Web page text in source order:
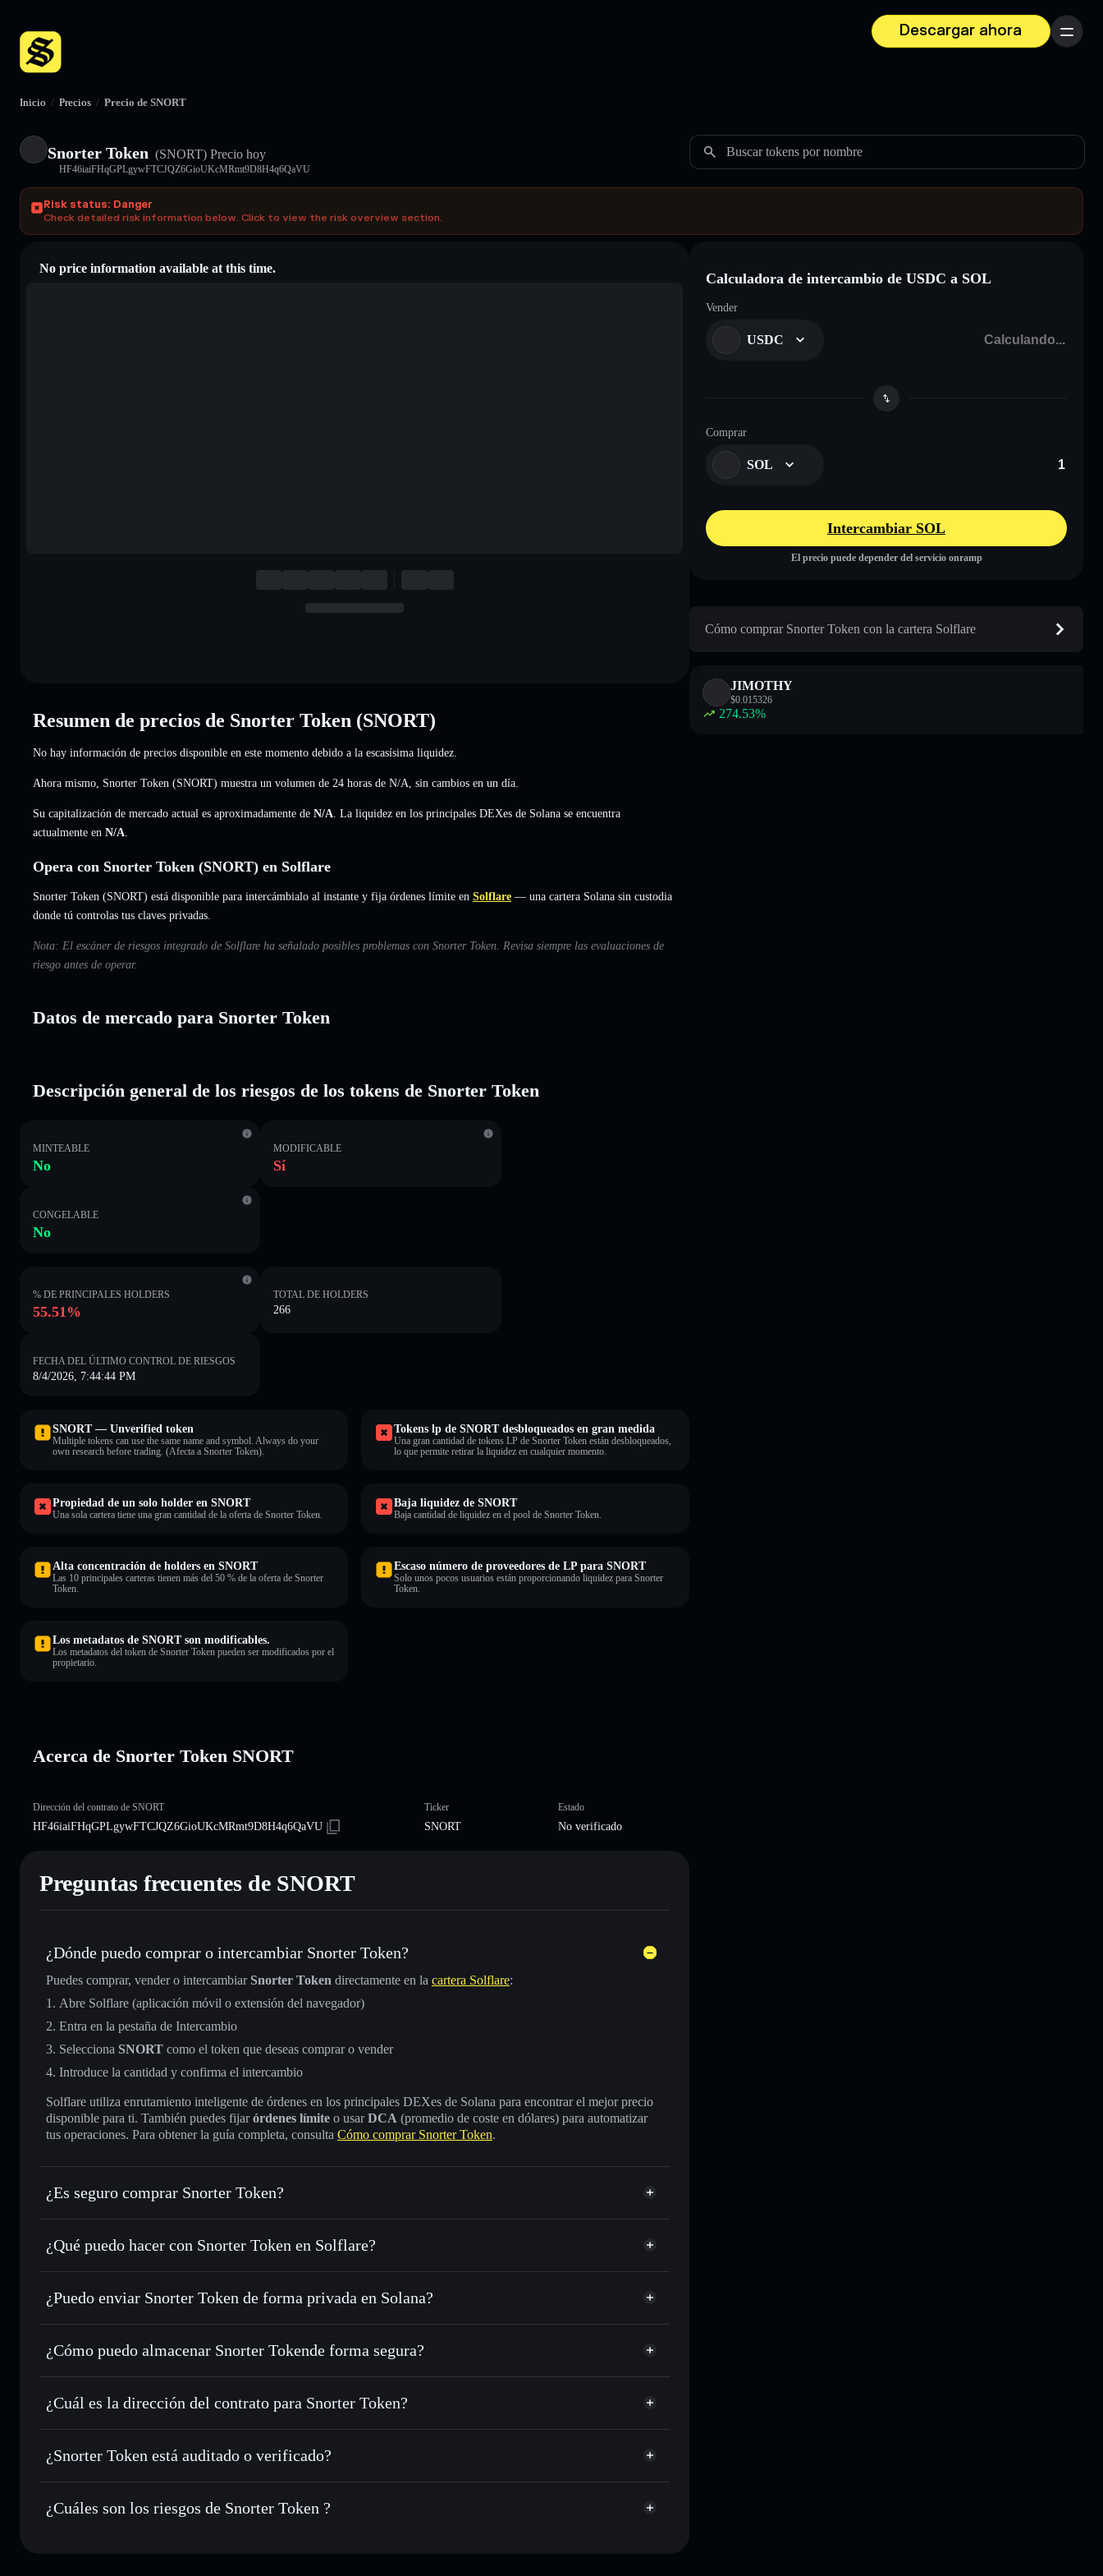
Descargar ahora
Menú
Inicio / Precios / Precio de SNORT
Snorter Token (SNORT) Precio hoy
HF46iaiFHqGPLgywFTCJQZ6GioUKcMRmt9D8H4q6QaVU
Buscar tokens por nombre
Risk status: Danger
Check detailed risk information below. Click to view the risk overview section.
No price information available at this time.
Resumen de precios de Snorter Token (SNORT)
No hay información de precios disponible en este momento debido a la escasísima liquidez.
Ahora mismo, Snorter Token (SNORT) muestra un volumen de 24 horas de N/A sin cambios en un día.
Su capitalización de mercado actual es aproximadamente de N/A . La liquidez en los principales DEXes de Solana se encuentra
actualmente en N/A
Opera con Snorter Token (SNORT) en Solflare
Snorter Token (SNORT) está disponible para intercámbialo al instante y fija órdenes límite en Solflare — una cartera Solana sin custodia
donde tú controlas tus claves privadas.
Nota: El escáner de riesgos integrado de Solflare ha señalado posibles problemas con Snorter Token. Revisa siempre las evaluaciones de
riesgo antes de operar.
Datos de mercado para Snorter Token
Descripción general de los riesgos de los tokens de Snorter Token
MINTEABLE
No
MODIFICABLE
Sí
CONGELABLE
No
% DE PRINCIPALES HOLDERS
55.51%
TOTAL DE HOLDERS
266
FECHA DEL ÚLTIMO CONTROL DE RIESGOS
8/4/2026, 7:44:44 PM
SNORT — Unverified token
Multiple tokens can use the same name and symbol. Always do your
own research before trading. (Afecta a Snorter Token).
Tokens lp de SNORT desbloqueados en gran medida
Una gran cantidad de tokens LP de Snorter Token están desbloqueados,
lo que permite retirar la liquidez en cualquier momento.
Propiedad de un solo holder en SNORT
Una sola cartera tiene una gran cantidad de la oferta de Snorter Token.
Baja liquidez de SNORT
Baja cantidad de liquidez en el pool de Snorter Token.
Alta concentración de holders en SNORT
Las 10 principales carteras tienen más del 50 % de la oferta de Snorter
Token.
Escaso número de proveedores de LP para SNORT
Solo unos pocos usuarios están proporcionando liquidez para Snorter
Token.
Los metadatos de SNORT son modificables.
Los metadatos del token de Snorter Token pueden ser modificados por el
propietario.
Acerca de Snorter Token SNORT
Dirección del contrato de SNORT
HF46iaiFHqGPLgywFTCJQZ6GioUKcMRmt9D8H4q6QaVU
Ticker
SNORT
Estado
No verificado
Preguntas frecuentes de SNORT
¿Dónde puedo comprar o intercambiar Snorter Token?
Puedes comprar, vender o intercambiar Snorter Token directamente en la cartera Solflare:
Abre Solflare (aplicación móvil o extensión del navegador)
Entra en la pestaña de Intercambio
Selecciona SNORT como el token que deseas comprar o vender
Introduce la cantidad y confirma el intercambio
Solflare utiliza enrutamiento inteligente de órdenes en los principales DEXes de Solana para encontrar el mejor precio
disponible para ti. También puedes fijarórdenes límite o usarDCA (promedio de coste en dólares) para automatizar
tus operaciones. Para obtener la guía completa, consulta Cómo comprar Snorter Token.
¿Es seguro comprar Snorter Token?
Snorter Token no está verificado
¿Qué puedo hacer con Snorter Token en Solflare?
Snorter Token
cartera de Solflare
Intercambiar al instante: operar con SNORT para SOL, USDC o miles de otros tokens de Solana con
Utilizar DCA: promedio de coste en dólares en SNORT a lo largo del tiempo
Enviar de forma privada: transferir SNORT sin vincular públicamente las carteras usando el agregador de
privacidad integrado de Solflare
Holdear de forma segura: almacenar SNORT en una cartera sin custodia donde tú controla tus claves privadas
¿Puedo enviar Snorter Token de forma privada en Solana?
agregador de privacidad
¿Cómo puedo almacenar Snorter Tokende forma segura?
Snorter Token cartera sin custodia Solflare
¿Cuál es la dirección del contrato para Snorter Token?
Snorter Token
HF46iaiFHqGPLgywFTCJQZ6GioUKcMRmt9D8H4q6QaVU
cartera Solflare
¿Snorter Token está auditado o verificado?
Snorter Token no está verificado actualmente
¿Cuáles son los riesgos de Snorter Token ?
Calculadora de intercambio de USDC a SOL
Vender
USDC
Comprar
SOL
Intercambiar SOL
El precio puede depender del servicio onramp
Cómo comprar Snorter Token con la cartera Solflare
JIMOTHY
$0.015326
274.53%